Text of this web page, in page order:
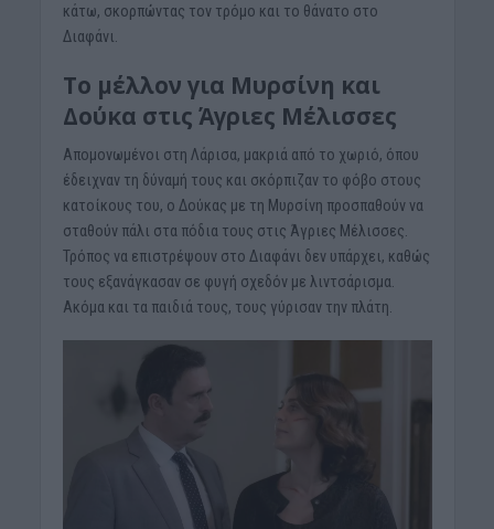
κάτω, σκορπώντας τον τρόμο και το θάνατο στο
Διαφάνι.
Το μέλλον για Μυρσίνη και
Δούκα στις Άγριες Μέλισσες
Απομονωμένοι στη Λάρισα, μακριά από το χωριό, όπου
έδειχναν τη δύναμή τους και σκόρπιζαν το φόβο στους
κατοίκους του, ο Δούκας με τη Μυρσίνη προσπαθούν να
σταθούν πάλι στα πόδια τους στις Άγριες Μέλισσες.
Τρόπος να επιστρέψουν στο Διαφάνι δεν υπάρχει, καθώς
τους εξανάγκασαν σε φυγή σχεδόν με λιντσάρισμα.
Ακόμα και τα παιδιά τους, τους γύρισαν την πλάτη.